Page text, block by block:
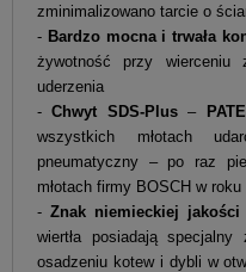
zminimalizowano tarcie o
- Bardzo mocna i trwała
żywotność przy wierceniu
uderzenia
-Chwyt SDS-Plus–
wszystkich młotach
pneumatyczny – po raz
młotach firmy BOSCH w
- Znak niemieckiej jakości
wiertła posiadają
osadzeniu kotew i dybli w